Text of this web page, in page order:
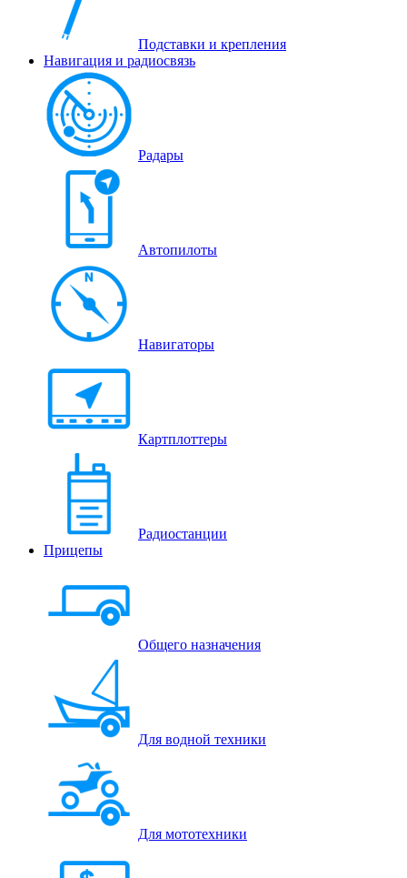
Подставки и крепления
Навигация и радиосвязь
Радары
Автопилоты
Навигаторы
Картплоттеры
Радиостанции
Прицепы
Общего назначения
Для водной техники
Для мототехники